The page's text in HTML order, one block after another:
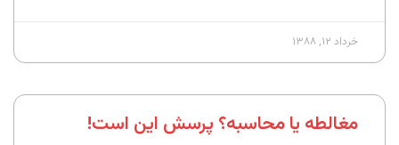
خرداد ۱۲, ۱۳۸۸
مغالطه یا محاسبه؟ پرسش این است!